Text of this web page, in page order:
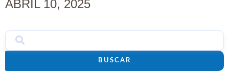
ABRIL 10, 2025
BUSCAR